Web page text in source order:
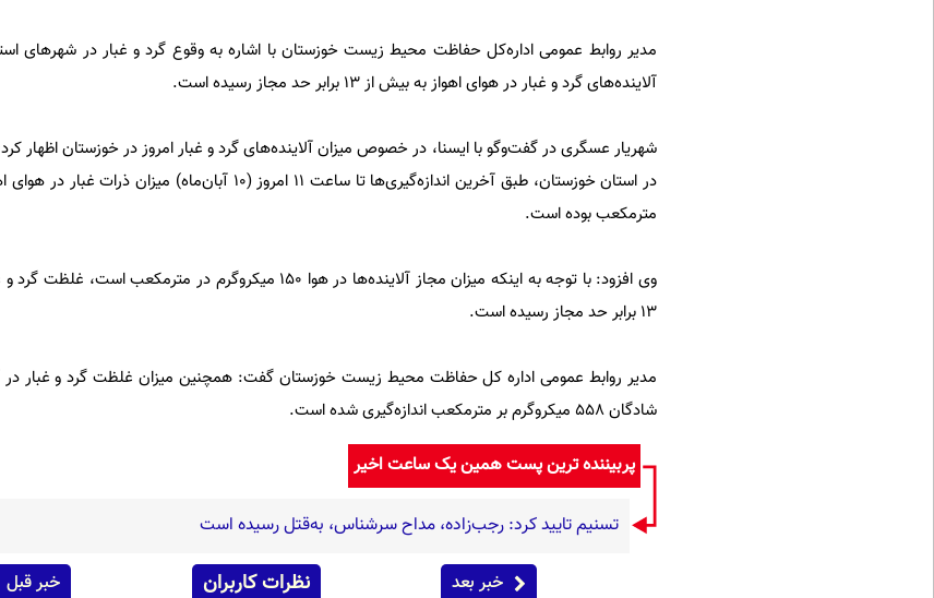
مدیر روابط عمومی اداره‌کل حفاظت محیط زیست خوزستان با اشاره به وقوع گرد و غبار در شهرهای
آلاینده‌های گرد و غبار در هوای اهواز به بیش از ۱۳ برابر حد مجاز رسیده است.
شهریار عسگری در گفت‌وگو با ایسنا، در خصوص میزان آلاینده‌های گرد و غبار امروز در خوزستان اظهار
مترمکعب بوده است.
وی افزود: با توجه به اینکه میزان مجاز آلاینده‌ها در هوا ۱۵۰ میکروگرم در
۱۳ برابر حد مجاز رسیده است.
شادگان ۵۵۸ میکروگرم بر مترمکعب اندازه‌گیری شده است.
پربیننده ترین پست همین یک ساعت اخیر
تسنیم تایید کرد: رجب‌زاده، مداح سرشناس، به‌قتل رسیده است
خبر بعد نظرات کاربران خبر قبل